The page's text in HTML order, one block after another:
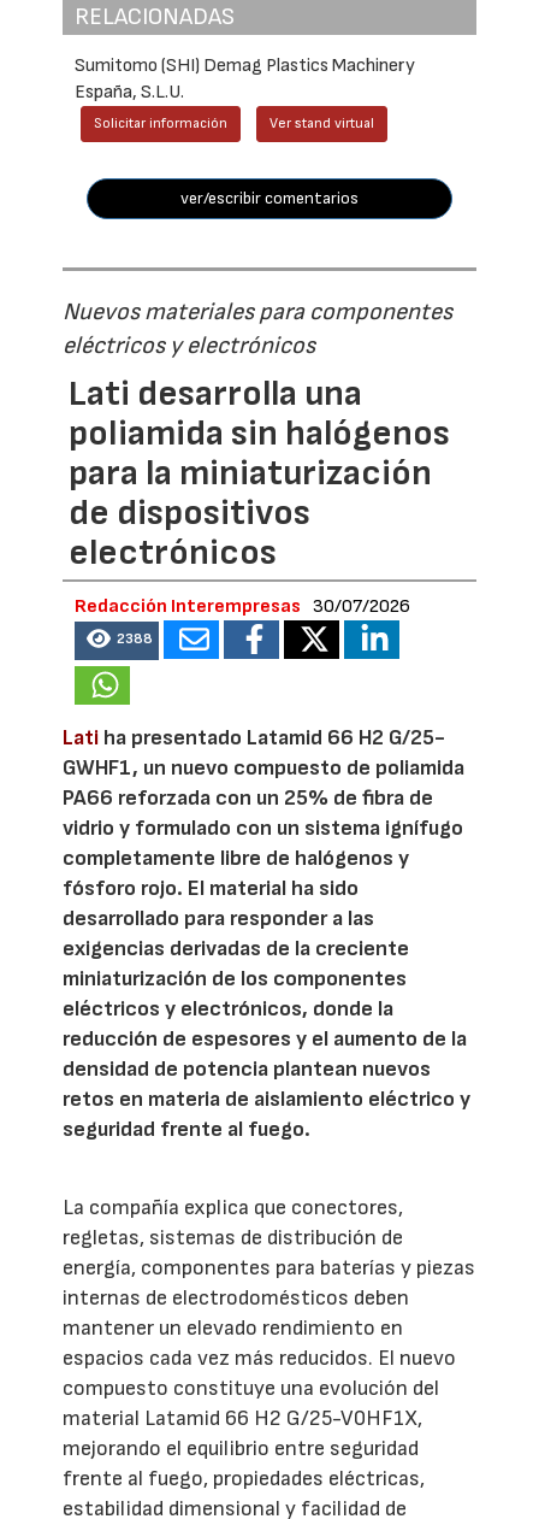
RELACIONADAS
Sumitomo (SHI) Demag Plastics Machinery
España, S.L.U.
Solicitar información Ver stand virtual
ver/escribir comentarios
Nuevos materiales para componentes
eléctricos y electrónicos
Lati desarrolla una
poliamida sin halógenos
para la miniaturización
de dispositivos
electrónicos
Redacción Interempresas 30/07/2026
2388
Lati ha presentado Latamid 66 H2 G/25-
GWHF1, un nuevo compuesto de poliamida
PA66 reforzada con un 25% de fibra de
vidrio y formulado con un sistema ignífugo
completamente libre de halógenos y
fósforo rojo. El material ha sido
desarrollado para responder a las
exigencias derivadas de la creciente
miniaturización de los componentes
eléctricos y electrónicos, donde la
reducción de espesores y el aumento de la
densidad de potencia plantean nuevos
retos en materia de aislamiento eléctrico y
seguridad frente al fuego.
La compañía explica que conectores,
regletas, sistemas de distribución de
energía, componentes para baterías y piezas
internas de electrodomésticos deben
mantener un elevado rendimiento en
espacios cada vez más reducidos. El nuevo
compuesto constituye una evolución del
material Latamid 66 H2 G/25-V0HF1X,
mejorando el equilibrio entre seguridad
frente al fuego, propiedades eléctricas,
estabilidad dimensional y facilidad de